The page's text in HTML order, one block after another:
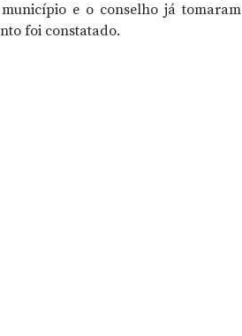
e o conselho já tomaram
foi constatado.